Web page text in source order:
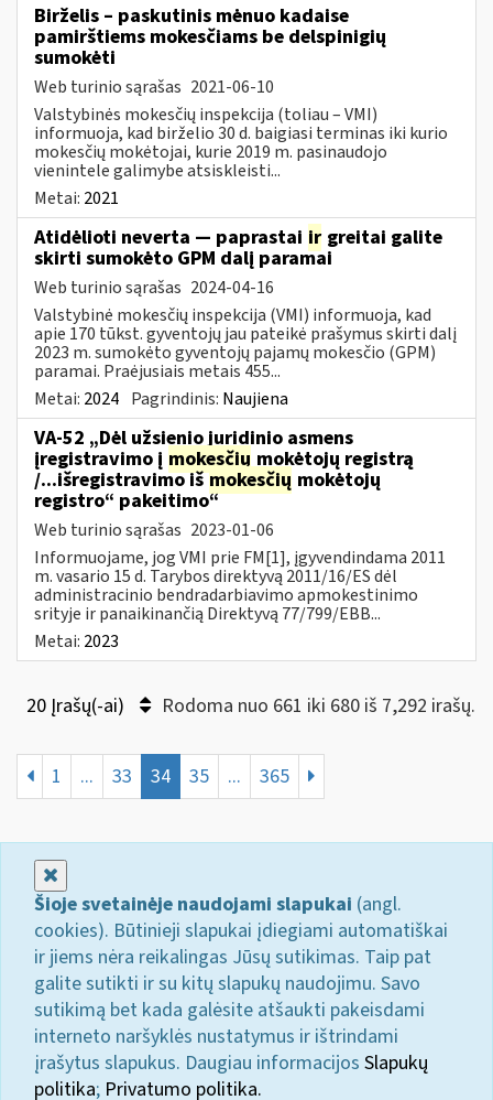
Birželis – paskutinis mėnuo kadaise
pamirštiems mokesčiams be delspinigių
sumokėti
Web turinio sąrašas 2021-06-10
Valstybinės mokesčių inspekcija (toliau – VMI)
informuoja, kad birželio 30 d. baigiasi terminas iki kurio
mokesčių mokėtojai, kurie 2019 m. pasinaudojo
vienintele galimybe atsiskleisti...
Metai: 2021
Atidėlioti neverta — paprastai ir greitai galite
skirti sumokėto GPM dalį paramai
Web turinio sąrašas 2024-04-16
Valstybinė mokesčių inspekcija (VMI) informuoja, kad
apie 170 tūkst. gyventojų jau pateikė prašymus skirti dalį
2023 m. sumokėto gyventojų pajamų mokesčio (GPM)
paramai. Praėjusiais metais 455...
Metai: 2024 Pagrindinis: Naujiena
VA-52 „Dėl užsienio juridinio asmens
įregistravimo į mokesčių mokėtojų registrą
/...išregistravimo išmokesčių mokėtojų
registro“ pakeitimo“
Web turinio sąrašas 2023-01-06
Informuojame, jog VMI prie FM[1], įgyvendindama 2011
m. vasario 15 d. Tarybos direktyvą 2011/16/ES dėl
administracinio bendradarbiavimo apmokestinimo
srityje ir panaikinančią Direktyvą 77/799/EBB...
Metai: 2023
20 Įrašų(-ai) Rodoma nuo 661 iki 680 iš 7,292 irašų.
1 ... 33 34 35 ... 365
Šioje svetainėje naudojami slapukai (angl.
cookies). Būtinieji slapukai įdiegiami automatiškai
ir jiems nėra reikalingas Jūsų sutikimas. Taip pat
galite sutikti ir su kitų slapukų naudojimu. Savo
sutikimą bet kada galėsite atšaukti pakeisdami
interneto naršyklės nustatymus ir ištrindami
įrašytus slapukus. Daugiau informacijos Slapukų
politika; Privatumo politika.